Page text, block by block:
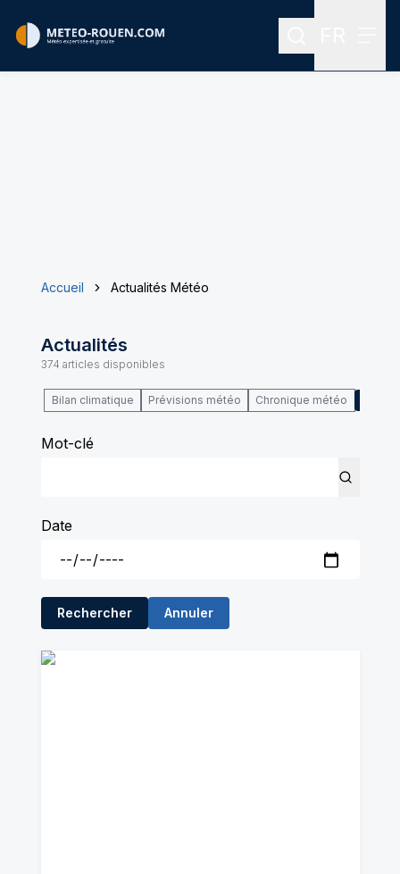
Rechercher
Accueil Actualités Météo
Actualités
374 articles disponibles
Bilan climatique Prévisions météo Chronique météo
Mot-clé
Date
Rechercher Annuler